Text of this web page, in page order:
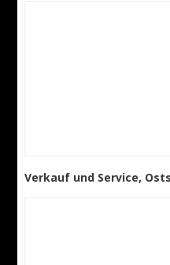
Verkauf und Service,